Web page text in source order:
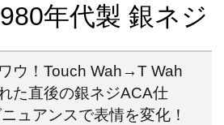
年代製 銀ネジ
ウ！Touch Wah→T Wah
た直後の銀ネジACA仕
ュアンスで表情を変化！